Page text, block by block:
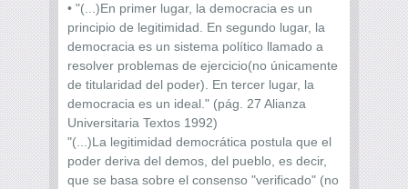
• "(...)En primer lugar, la democracia es un
principio de legitimidad. En segundo lugar, la
democracia es un sistema político llamado a
resolver problemas de ejercicio(no únicamente
de titularidad del poder). En tercer lugar, la
democracia es un ideal." (pág. 27 Alianza
Universitaria Textos 1992)
"(...)La legitimidad democrática postula que el
poder deriva del demos, del pueblo, es decir,
que se basa sobre el consenso "verificado" (no